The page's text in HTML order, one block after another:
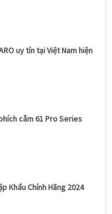
uy tín tại Việt Nam hiện
cắm 61 Pro Series
Khẩu Chính Hãng 2024